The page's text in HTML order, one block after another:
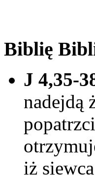
Biblię
J 4,35-
nadejdą
iż